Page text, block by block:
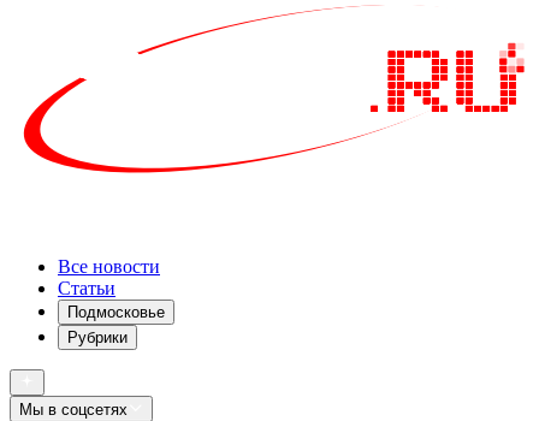
Все новости
Статьи
Подмосковье
Рубрики
Мы в соцсетях